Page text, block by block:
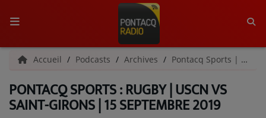
ACCUEIL
RADIO
Accueil Podcasts Archives Pontacq Sports | Archives
PONTACQ SPORTS : RUGBY | USCN VS
SAINT-GIRONS | 15 SEPTEMBRE 2019